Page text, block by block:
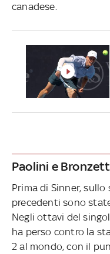
canadese.
Paolini e
Prima di Sinner,
precedenti sono
Negli ottavi del
ha perso contro la
2 al mondo, con il